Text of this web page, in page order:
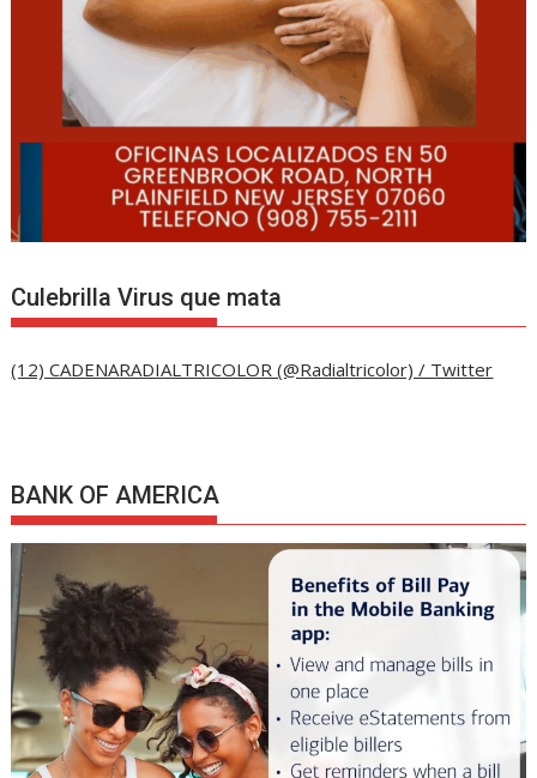
Culebrilla Virus que mata
(12) CADENARADIALTRICOLOR (@Radialtricolor) / Twitter
BANK OF AMERICA